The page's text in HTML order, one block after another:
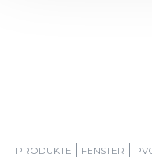
PRODUKTE FENSTER